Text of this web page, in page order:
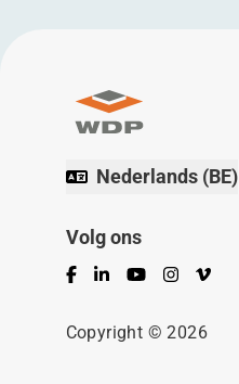
Nederlands (BE)
Volg ons
Facebook
LinkedInYouTubeInstagram
Vimeo
Copyright © 2026